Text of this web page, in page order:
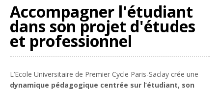
Accompagner l'étudiant
dans son projet d'études
et professionnel
L’Ecole Universitaire de Premier Cycle Paris-Saclay crée une
dynamique pédagogique centrée sur l’étudiant, son